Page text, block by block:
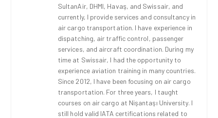
SultanAir, DHMI, Havaş, and Swissair, and
currently, I provide services and consultancy in
air cargo transportation. I have experience in
dispatching, air traffic control, passenger
services, and aircraft coordination. During my
time at Swissair, I had the opportunity to
experience aviation training in many countries.
Since 2012, I have been focusing on air cargo
transportation. For three years, I taught
courses on air cargo at Nişantaşı University. I
still hold valid IATA certifications related to